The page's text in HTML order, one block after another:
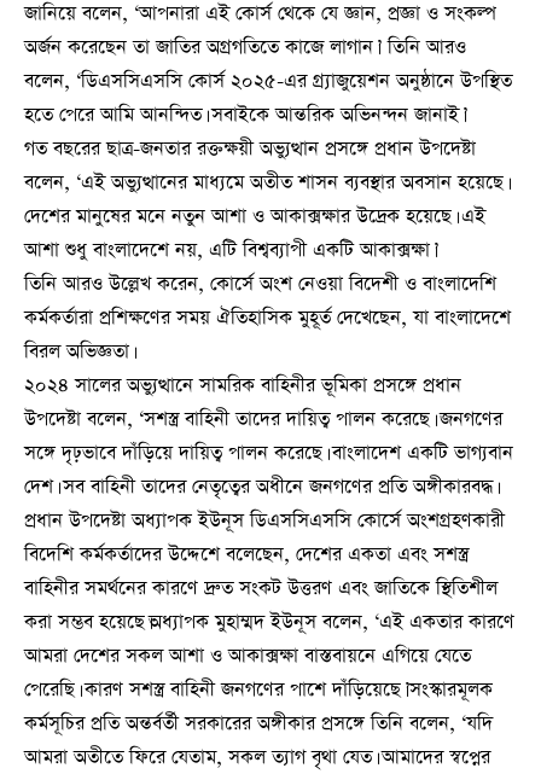
জানিয়ে বলেন, ‘আপনারা এই কোর্স থেকে যে জ্ঞান, প্রজ্ঞা ও সংকল্প
অর্জন করেছেন তা জাতির অগ্রগতিতে কাজে লাগান।’ তিনি আরও
বলেন, ‘ডিএসসিএসসি কোর্স ২০২৫-এর গ্র্যাজুয়েশন অনুষ্ঠানে উপস্থিত
হতে পেরে আমি আনন্দিত। সবাইকে আন্তরিক অভিনন্দন জানাই।’
গত বছরের ছাত্র-জনতার রক্তক্ষয়ী অভ্যুত্থান প্রসঙ্গে প্রধান উপদেষ্টা
বলেন, ‘এই অভ্যুত্থানের মাধ্যমে অতীত শাসন ব্যবস্থার অবসান হয়েছে।
দেশের মানুষের মনে নতুন আশা ও আকাক্সক্ষার উদ্রেক হয়েছে। এই
আশা শুধু বাংলাদেশে নয়, এটি বিশ্বব্যাপী একটি আকাক্সক্ষা।’
তিনি আরও উল্লেখ করেন, কোর্সে অংশ নেওয়া বিদেশী ও বাংলাদেশি
কর্মকর্তারা প্রশিক্ষণের সময় ঐতিহাসিক মুহূর্ত দেখেছেন, যা বাংলাদেশে
বিরল অভিজ্ঞতা।
২০২৪ সালের অভ্যুত্থানে সামরিক বাহিনীর ভূমিকা প্রসঙ্গে প্রধান
উপদেষ্টা বলেন, ‘সশস্ত্র বাহিনী তাদের দায়িত্ব পালন করেছে। জনগণের
সঙ্গে দৃঢ়ভাবে দাঁড়িয়ে দায়িত্ব পালন করেছে। বাংলাদেশ একটি ভাগ্যবান
দেশ। সব বাহিনী তাদের নেতৃত্বের অধীনে জনগণের প্রতি অঙ্গীকারবদ্ধ।
প্রধান উপদেষ্টা অধ্যাপক ইউনূস ডিএসসিএসসি কোর্সে অংশগ্রহণকারী
বিদেশি কর্মকর্তাদের উদ্দেশে বলেছেন, দেশের একতা এবং সশস্ত্র
বাহিনীর সমর্থনের কারণে দ্রুত সংকট উত্তরণ এবং জাতিকে স্থিতিশীল
করা সম্ভব হয়েছে।অধ্যাপক মুহাম্মদ ইউনূস বলেন, ‘এই একতার কারণে
আমরা দেশের সকল আশা ও আকাক্সক্ষা বাস্তবায়নে এগিয়ে যেতে
পেরেছি। কারণ সশস্ত্র বাহিনী জনগণের পাশে দাঁড়িয়েছে।’সংস্কারমূলক
কর্মসূচির প্রতি অন্তর্বর্তী সরকারের অঙ্গীকার প্রসঙ্গে তিনি বলেন, ‘যদি
আমরা অতীতে ফিরে যেতাম, সকল ত্যাগ বৃথা যেত। আমাদের স্বপ্নের